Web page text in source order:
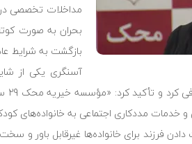
مداخلات تخصصی در
بحران به صورت
بازگشت به شرایط
آسنگری یکی از
خدمات مددکاری اجتماعی به خانواده‌های
فرزند برای خانواده‌ها غیرقابل باور